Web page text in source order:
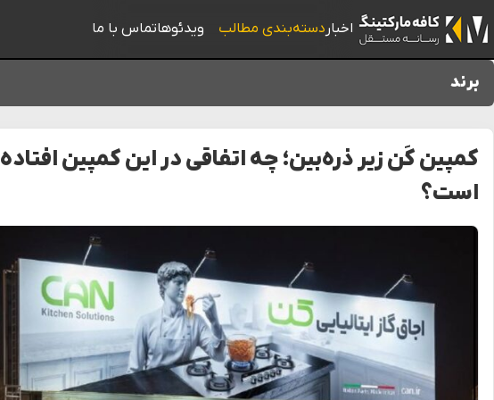
اخبار دسته‌بندی مطالب ویدئوهاتماس با ما
برند
کمپین کَن زیر ذره‌بین؛ چه اتفاقی در این کمپین افتاده
است؟